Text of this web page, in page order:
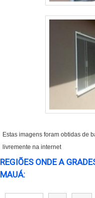
Estas imagens foram obtidas de
livremente na internet
REGIÕES ONDE A
MAUÁ: